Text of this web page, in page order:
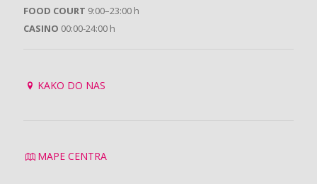
FOOD COURT 9:00–23:00 h
CASINO 00:00-24:00 h
KAKO DO NAS
MAPE CENTRA